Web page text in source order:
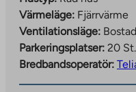
Värmeläge: Fjärrvärme
Ventilationsläge:
Parkeringsplatser: 20 St.
Bredbandsoperatör: